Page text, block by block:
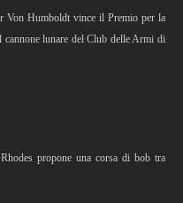
Von Humboldt vince il Premio per la
lunare del Club delle Armi di
propone una corsa di bob tra